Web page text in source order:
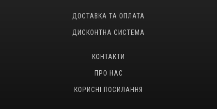
ДОСТАВКА ТА ОПЛАТА
ДИСКОНТНА СИСТЕМА
КОНТАКТИ
ПРО НАС
КОРИСНІ ПОСИЛАННЯ